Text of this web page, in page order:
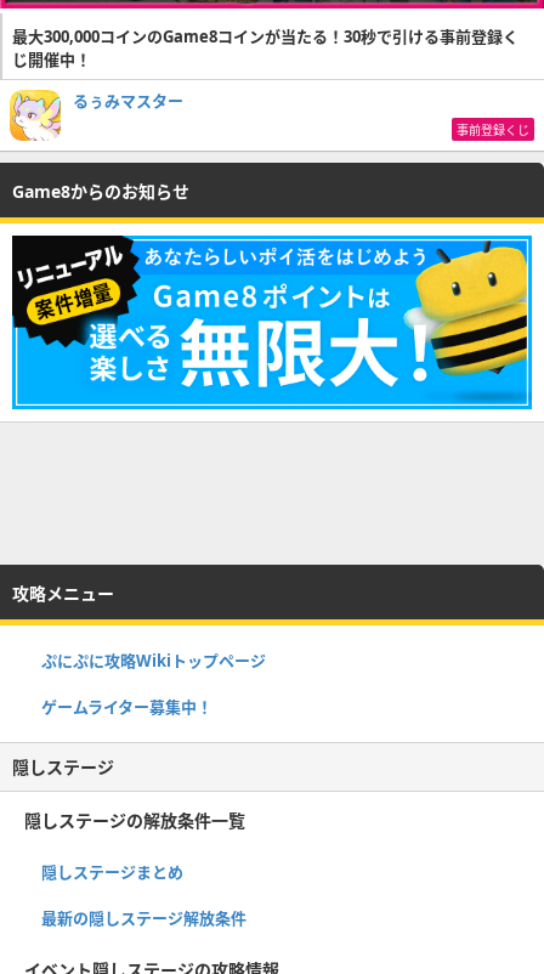
最大300,000コインのGame8コインが当たる！30秒で引ける事前登録く
じ開催中！
るぅみマスター
事前登録くじ
Game8からのお知らせ
攻略メニュー
ぷにぷに攻略Wikiトップページ
ゲームライター募集中！
隠しステージ
隠しステージの解放条件一覧
隠しステージまとめ
最新の隠しステージ解放条件